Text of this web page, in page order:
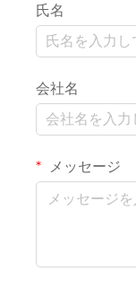
氏名
会社名
メッセージ